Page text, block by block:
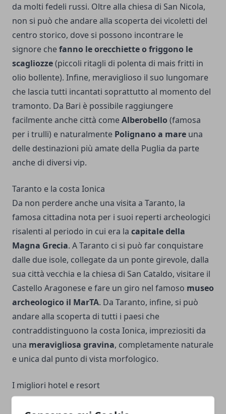
da molti fedeli russi. Oltre alla chiesa di San Nicola,
non si può che andare alla scoperta dei vicoletti del
centro storico, dove si possono incontrare le
signore chefanno le orecchiette o friggono le
scagliozze(piccoli ritagli di polenta di mais fritti in
olio bollente). Infine, meraviglioso il suo lungomare
che lascia tutti incantati soprattutto al momento del
tramonto. Da Bari è possibile raggiungere
facilmente anche città comeAlberobello (famosa
per i trulli) e naturalmente Polignano a mare una
delle destinazioni più amate della Puglia da parte
anche di diversi vip.
Taranto e la costa Ionica
Da non perdere anche una visita a Taranto, la
famosa cittadina nota per i suoi reperti archeologici
risalenti al periodo in cui era la capitale della
Magna Grecia. A Taranto ci si può far conquistare
dalle due isole, collegate da un ponte girevole, dalla
sua città vecchia e la chiesa di San Cataldo, visitare il
Castello Aragonese e fare un giro nel famoso museo
archeologico il MarTA. Da Taranto, infine, si può
andare alla scoperta di tutti i paesi che
contraddistinguono la costa Ionica, impreziositi da
una meravigliosa gravina, completamente naturale
e unica dal punto di vista morfologico.
I migliori hotel e resort
Come accennato all’inizio, le strutture ricettive che